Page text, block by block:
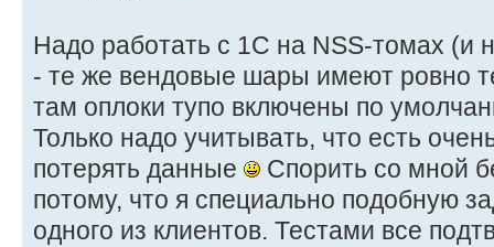
Надо работать с 1С на NSS-томах (и
- те же вендовые шары имеют ровно
там оплоки тупо включены по
Только надо учитывать, что есть
потерять данные
Спорить со мной
потому, что я специально подобную
одного из клиентов. Тестами все